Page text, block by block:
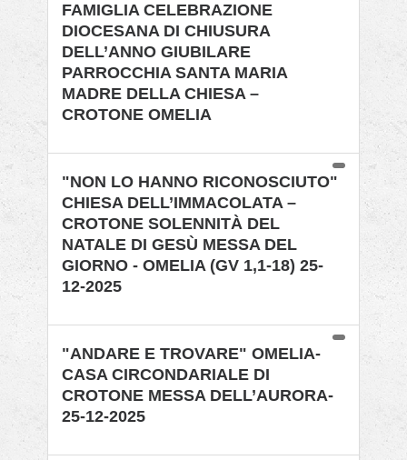
FAMIGLIA CELEBRAZIONE
DIOCESANA DI CHIUSURA
DELL’ANNO GIUBILARE
PARROCCHIA SANTA MARIA
MADRE DELLA CHIESA –
CROTONE OMELIA
"NON LO HANNO RICONOSCIUTO"
CHIESA DELL’IMMACOLATA –
CROTONE SOLENNITÀ DEL
NATALE DI GESÙ MESSA DEL
GIORNO - OMELIA (GV 1,1-18) 25-
12-2025
"ANDARE E TROVARE" OMELIA-
CASA CIRCONDARIALE DI
CROTONE MESSA DELL’AURORA-
25-12-2025